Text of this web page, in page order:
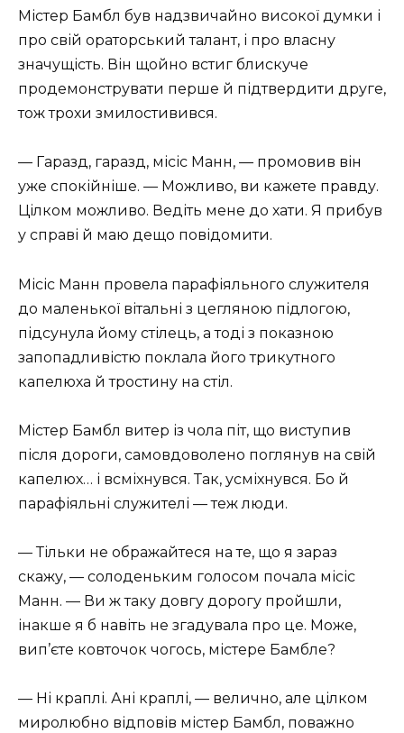
Містер Бамбл був надзвичайно високої думки і
про свій ораторський талант, і про власну
значущість. Він щойно встиг блискуче
продемонструвати перше й підтвердити друге,
тож трохи змилостивився.
— Гаразд, гаразд, місіс Манн, — промовив він
уже спокійніше. — Можливо, ви кажете правду.
Цілком можливо. Ведіть мене до хати. Я прибув
у справі й маю дещо повідомити.
Місіс Манн провела парафіяльного служителя
до маленької вітальні з цегляною підлогою,
підсунула йому стілець, а тоді з показною
запопадливістю поклала його трикутного
капелюха й тростину на стіл.
Містер Бамбл витер із чола піт, що виступив
після дороги, самовдоволено поглянув на свій
капелюх… і всміхнувся. Так, усміхнувся. Бо й
парафіяльні служителі — теж люди.
— Тільки не ображайтеся на те, що я зараз
скажу, — солоденьким голосом почала місіс
Манн. — Ви ж таку довгу дорогу пройшли,
інакше я б навіть не згадувала про це. Може,
вип’єте ковточок чогось, містере Бамбле?
— Ні краплі. Ані краплі, — велично, але цілком
миролюбно відповів містер Бамбл, поважно